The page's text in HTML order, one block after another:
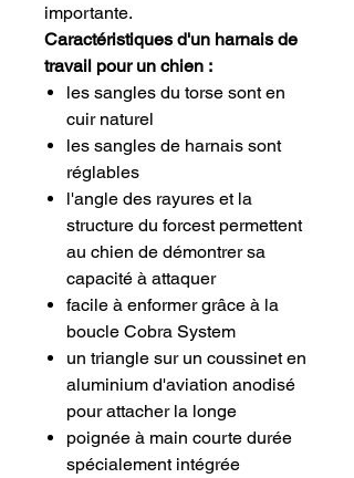
importante.
Caractéristiques d'un harnais de
travail pour un chien :
les sangles du torse sont en
cuir naturel
les sangles de harnais sont
réglables
l'angle des rayures et la
structure du forcest permettent
au chien de démontrer sa
capacité à attaquer
facile à enformer grâce à la
boucle Cobra System
un triangle sur un coussinet en
aluminium d'aviation anodisé
pour attacher la longe
poignée à main courte durée
spécialement intégrée